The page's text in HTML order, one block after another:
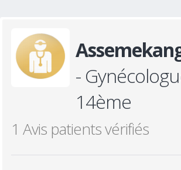
-
14ème
1 Avis patients vérifiés